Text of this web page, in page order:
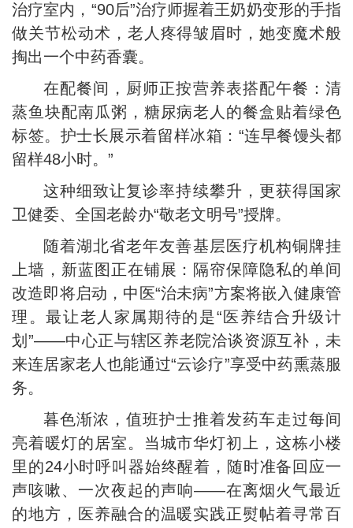
治疗室内，“90后”治疗师握着王奶奶变形的手指
做关节松动术，老人疼得皱眉时，她变魔术般
掏出一个中药香囊。
在配餐间，厨师正按营养表搭配午餐：清
蒸鱼块配南瓜粥，糖尿病老人的餐盒贴着绿色
标签。护士长展示着留样冰箱：“连早餐馒头都
留样48小时。”
这种细致让复诊率持续攀升，更获得国家
卫健委、全国老龄办“敬老文明号”授牌。
随着湖北省老年友善基层医疗机构铜牌挂
上墙，新蓝图正在铺展：隔帘保障隐私的单间
改造即将启动，中医“治未病”方案将嵌入健康管
理。最让老人家属期待的是“医养结合升级计
划”——中心正与辖区养老院洽谈资源互补，未
来连居家老人也能通过“云诊疗”享受中药熏蒸服
务。
暮色渐浓，值班护士推着发药车走过每间
亮着暖灯的居室。当城市华灯初上，这栋小楼
里的24小时呼叫器始终醒着，随时准备回应一
声咳嗽、一次夜起的声响——在离烟火气最近
的地方，医养融合的温暖实践正熨帖着寻常百